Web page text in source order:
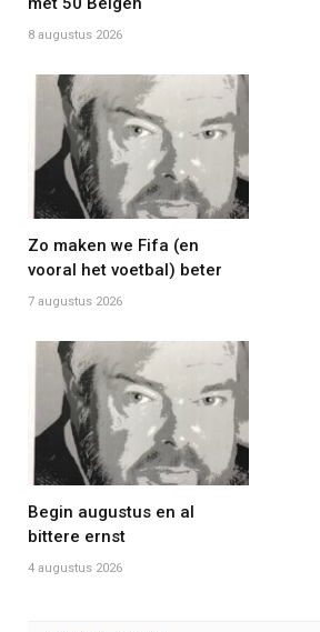
8 augustus 2026
Zo maken we Fifa (en
vooral het voetbal) beter
7 augustus 2026
Begin augustus en al
bittere ernst
4 augustus 2026